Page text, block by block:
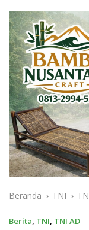
Beranda TNI
Berita, TNI, TNI AD